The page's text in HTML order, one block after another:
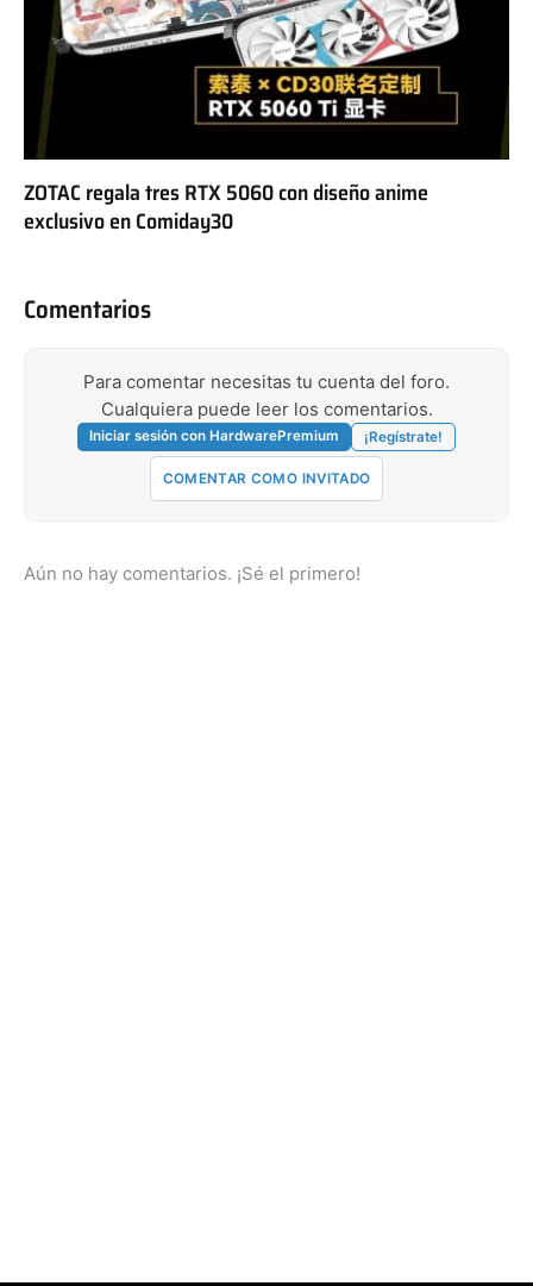
ZOTAC regala tres RTX 5060 con diseño anime
exclusivo en Comiday30
Comentarios
Para comentar necesitas tu cuenta del foro.
Cualquiera puede leer los comentarios.
Iniciar sesión con HardwarePremium ¡Regístrate!
COMENTAR COMO INVITADO
Aún no hay comentarios. ¡Sé el primero!